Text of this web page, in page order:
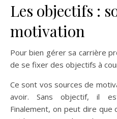
Les objectifs :
motivation
Pour bien gérer sa carrière
de se fixer des objectifs à
Ce sont vos sources de
avoir. Sans objectif, il
Finalement, on peut dire